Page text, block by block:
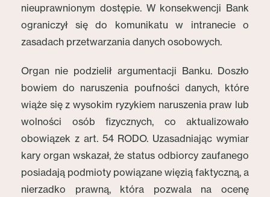
nieuprawnionym dostępie. W konsekwencji Bank
ograniczył się do komunikatu w intranecie o
zasadach przetwarzania danych osobowych.
Organ nie podzielił argumentacji Banku. Doszło
bowiem do naruszenia poufności danych, które
wiąże się z wysokim ryzykiem naruszenia praw lub
wolności osób fizycznych, co aktualizowało
obowiązek z art. 54 RODO. Uzasadniając wymiar
kary organ wskazał, że status odbiorcy zaufanego
posiadają podmioty powiązane więzią faktyczną, a
nierzadko prawną, która pozwala na ocenę